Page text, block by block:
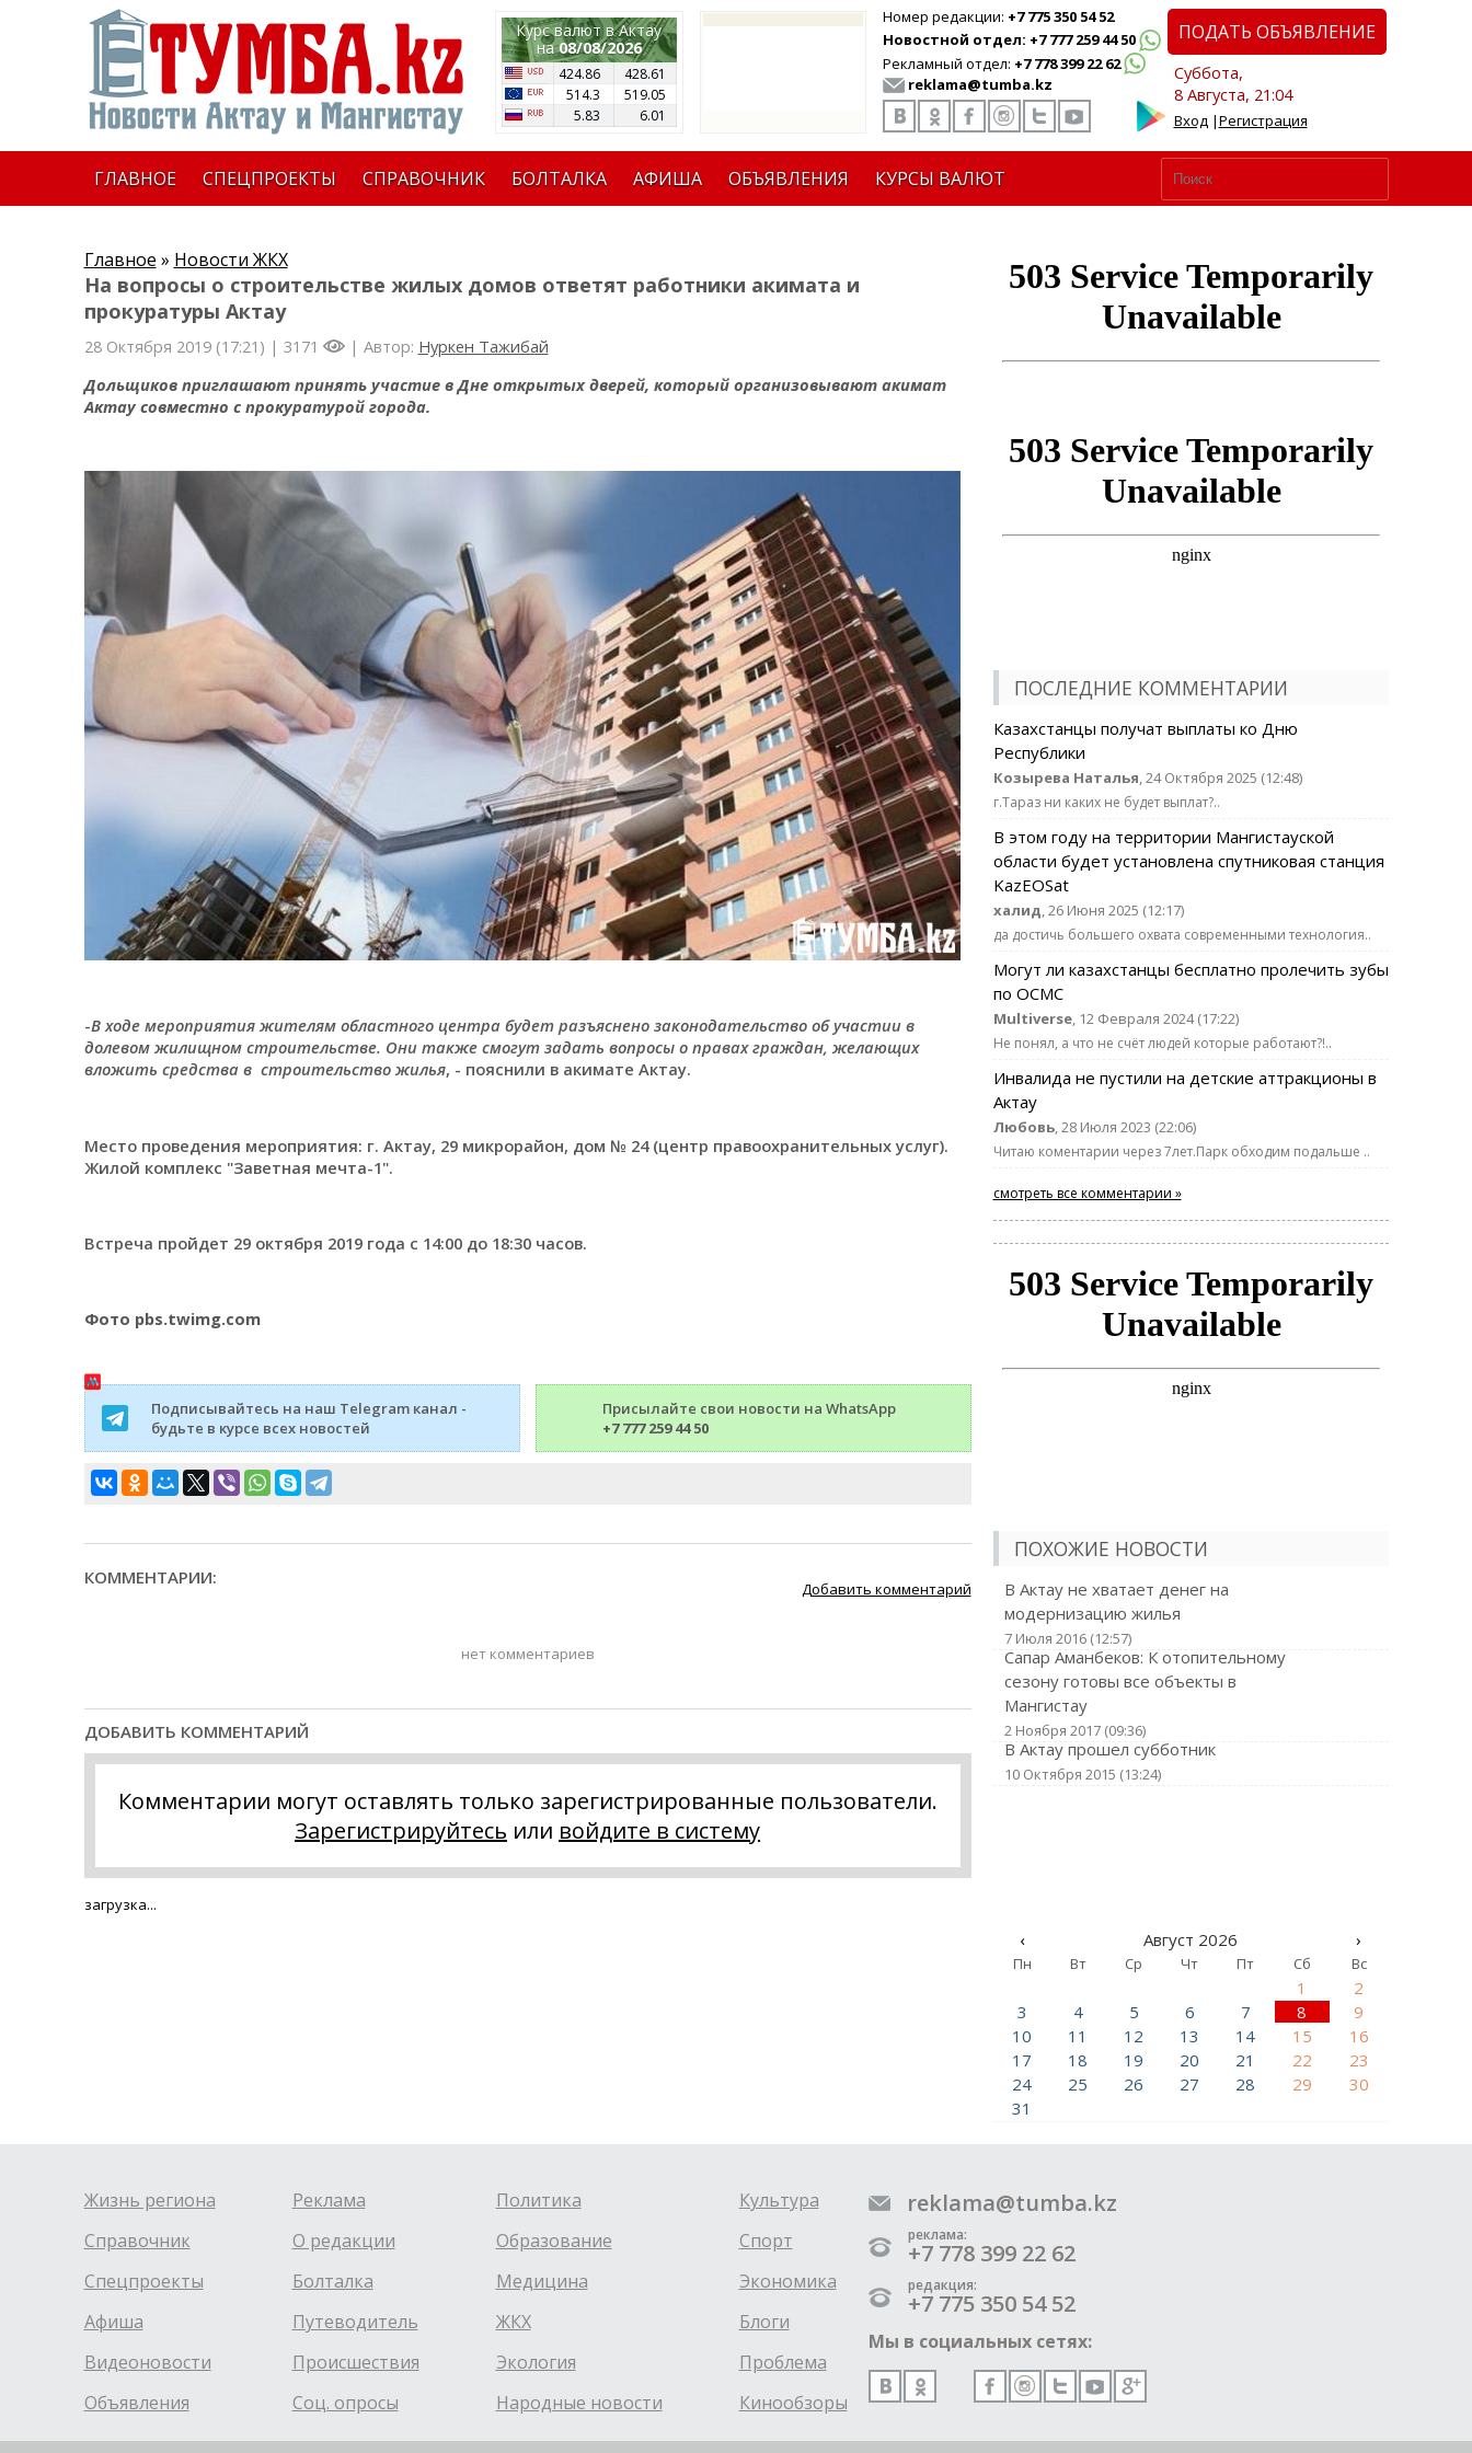
Курс валют в Актау
на08/08/2026
424.86
428.61
514.3
519.05
5.83
6.01
Номер редакции: +7 775 350 54 52
Новостной отдел: +7 777 259 44 50
Рекламный отдел: +7 778 399 22 62
reklama@tumba.kz
ПОДАТЬ ОБЪЯВЛЕНИЕ
Суббота,
8 Августа, 21:04
Вход|Регистрация
ГЛАВНОЕ СПЕЦПРОЕКТЫ СПРАВОЧНИК БОЛТАЛКА АФИША ОБЪЯВЛЕНИЯ КУРСЫ ВАЛЮТ
Главное » Новости ЖКХ
На вопросы о строительстве жилых домов ответят работники акимата и
прокуратуры Актау
28 Октября 2019 (17:21) | 3171 | Автор: Нуркен Тажибай
Дольщиков приглашают принять участие в Дне открытых дверей, который организовывают акимат
Актау совместно с прокуратурой города.
-В ходе мероприятия жителям областного центра будет разъяснено законодательство об участии в
долевом жилищном строительстве. Они также смогут задать вопросы о правах граждан, желающих
вложить средства в строительство жилья, - пояснили в акимате Актау.
Место проведения мероприятия: г. Актау, 29 микрорайон, дом № 24 (центр правоохранительных услуг).
Жилой комплекс "Заветная мечта-1".
Встреча пройдет 29 октября 2019 года с 14:00 до 18:30 часов.
Фото pbs.twimg.com
Подписывайтесь на наш Telegram канал -
будьте в курсе всех новостей
Присылайте свои новости на WhatsApp
+7 777 259 44 50
КОММЕНТАРИИ:
Добавить комментарий
нет комментариев
ДОБАВИТЬ КОММЕНТАРИЙ
Комментарии могут оставлять только зарегистрированные пользователи.
Зарегистрируйтесь или войдите в систему
загрузка...
ПОСЛЕДНИЕ КОММЕНТАРИИ
Казахстанцы получат выплаты ко Дню
Республики
Козырева Наталья, 24 Октября 2025 (12:48)
г.Тараз ни каких не будет выплат?..
В этом году на территории Мангистауской
области будет установлена спутниковая станция
KazEOSat
халид, 26 Июня 2025 (12:17)
да достичь большего охвата современными технология..
Могут ли казахстанцы бесплатно пролечить зубы
по ОСМС
Multiverse, 12 Февраля 2024 (17:22)
Не понял, а что не счёт людей которые работают?!..
Инвалида не пустили на детские аттракционы в
Актау
Любовь, 28 Июля 2023 (22:06)
Читаю коментарии через 7лет.Парк обходим подальше ..
смотреть все комментарии »
ПОХОЖИЕ НОВОСТИ
В Актау не хватает денег на
модернизацию жилья
7 Июля 2016 (12:57)
Сапар Аманбеков: К отопительному
сезону готовы все объекты в
Мангистау
2 Ноября 2017 (09:36)
В Актау прошел субботник
10 Октября 2015 (13:24)
‹ Август 2026 ›
Пн Вт Ср Чт Пт Сб Вс
1
2
3
4 5 6 7 8
9
10
11 12 13 14 15
16
17
18 19 20 21 22
23
24
25 26 27 28 29
30
31
Жизнь региона
Справочник
Спецпроекты
Афиша
Видеоновости
Объявления
Реклама
О редакции
Болталка
Путеводитель
Происшествия
Соц. опросы
Политика
Образование
Медицина
ЖКХ
Экология
Народные новости
Культура
Спорт
Экономика
Блоги
Проблема
Кинообзоры
reklama@tumba.kz
реклама:
+7 778 399 22 62
редакция:
+7 775 350 54 52
Мы в социальных сетях: